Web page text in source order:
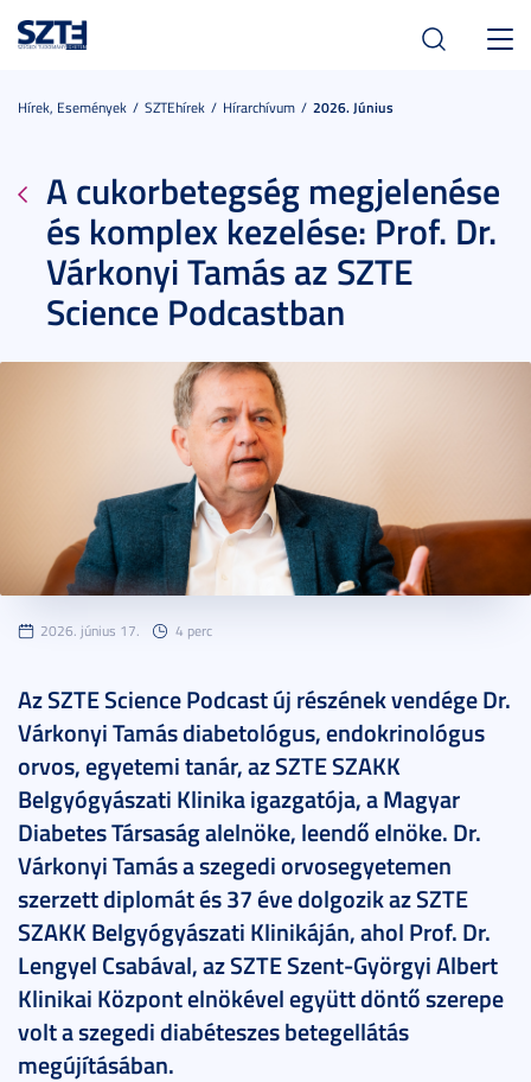
Hírek, Események SZTEhírek Hírarchívum 2026. Június
A cukorbetegség megjelenése
és komplex kezelése: Prof. Dr.
Várkonyi Tamás az SZTE
Science Podcastban
2026. június 17. 4 perc
Az SZTE Science Podcast új részének vendége Dr.
Várkonyi Tamás diabetológus, endokrinológus
orvos, egyetemi tanár, az SZTE SZAKK
Belgyógyászati Klinika igazgatója, a Magyar
Diabetes Társaság alelnöke, leendő elnöke. Dr.
Várkonyi Tamás a szegedi orvosegyetemen
szerzett diplomát és 37 éve dolgozik az SZTE
SZAKK Belgyógyászati Klinikáján, ahol Prof. Dr.
Lengyel Csabával, az SZTE Szent-Györgyi Albert
Klinikai Központ elnökével együtt döntő szerepe
volt a szegedi diabéteszes betegellátás
megújításában.